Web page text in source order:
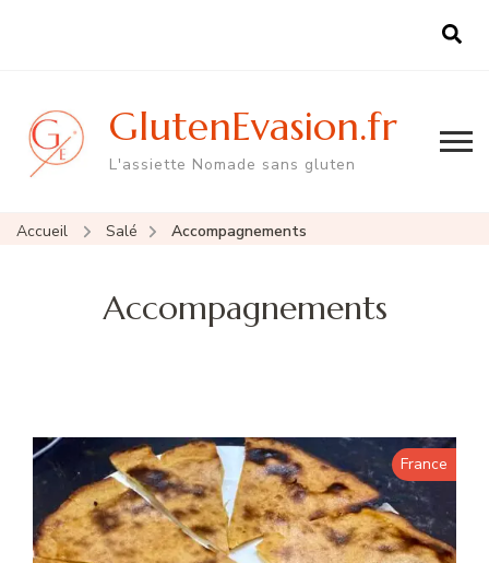
GlutenEvasion.fr
L'assiette Nomade sans gluten
Accueil Salé Accompagnements
Accompagnements
France